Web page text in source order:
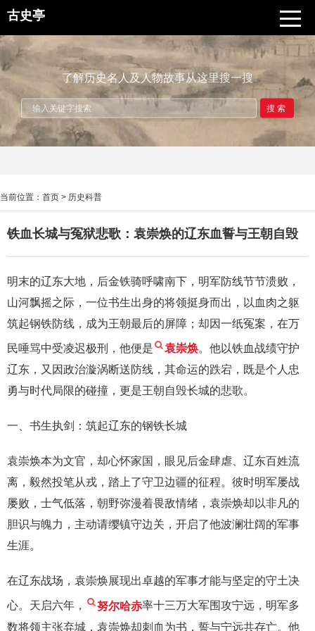
古史亭
了解历史名人及人物故事从这里搜一搜
搜索
当前位置： 首页 > 历史科普
铁血长城与冤狱悲歌：袁崇焕的辽东血誓与王朝自毁
明末的辽东大地，后金铁骑呼啸南下，明军防线节节溃败，
山河飘摇之际，一位书生出身的将领挺身而出，以血肉之躯
筑起钢铁防线，成为王朝最后的屏障；却因一纸冤案，在万
民唾骂中受凌迟极刑，他便是 袁崇焕。他以铁血战绩守护
辽东，又因政治漩涡断送防线，其命运的跌宕，既是个人忠
勇与时代局限的碰撞，更是王朝自毁长城的悲歌。
一、书生执剑：筑起辽东的钢铁长城
袁崇焕本为文官，却心怀家国，眼见后金肆虐、辽东百姓流
离，毅然投笔从戎，踏上了守卫边疆的征程。彼时明军屡战
屡败，士气低落，朝野弥漫着畏敌情绪，袁崇焕却以非凡的
胆识与魄力，主动请缨镇守边关，开启了他波澜壮阔的军事
生涯。
在辽东战场，袁崇焕展现出卓越的军事才能与坚定的守土决
心。天启六年， 努尔哈赤率十三万大军围攻宁远，明军多
数将领主张弃城，袁崇焕却刺血为书，誓与宁远共存亡。他